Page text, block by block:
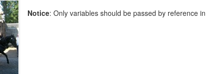
Notice: Only variables should be passed by reference in